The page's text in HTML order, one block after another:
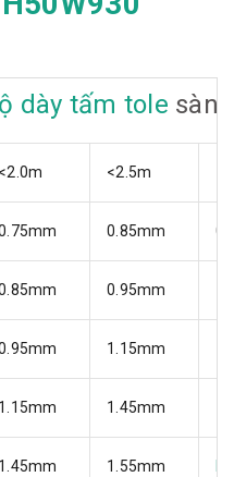
dày tấm tole sàn
<2.0m <2.5m
0.85mm
0.95mm
1.15mm
1.15mm 1.45mm
1.45mm 1.55mm